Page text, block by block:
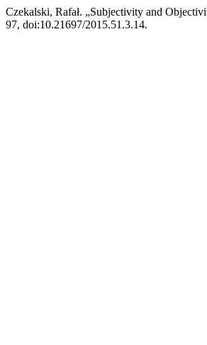
Czekalski, Rafał. „Subjectivity and
97, doi:10.21697/2015.51.3.14.